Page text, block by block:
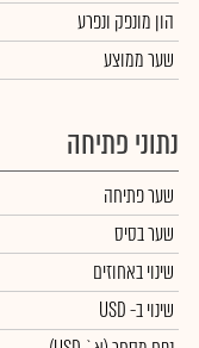
הון מונפק ונפרע
שער ממוצע
נתוני פתיחה
שער פתיחה
שער בסיס
שינוי באחוזים
שינויב- USD